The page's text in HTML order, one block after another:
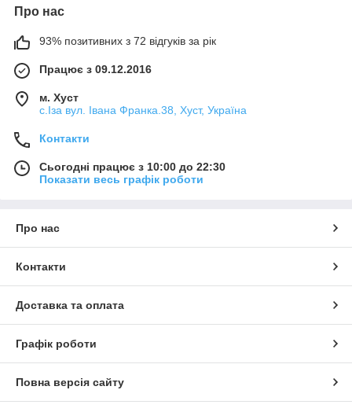
Про нас
93% позитивних з 72 відгуків за рік
Працює з 09.12.2016
м. Хуст
с.Іза вул. Івана Франка.38, Хуст, Україна
Контакти
Сьогодні працює з 10:00 до 22:30
Показати весь графік роботи
Про нас
Контакти
Доставка та оплата
Графік роботи
Повна версія сайту